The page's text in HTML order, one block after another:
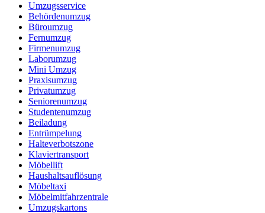
Umzugsservice
Behördenumzug
Büroumzug
Fernumzug
Firmenumzug
Laborumzug
Mini Umzug
Praxisumzug
Privatumzug
Seniorenumzug
Studentenumzug
Beiladung
Entrümpelung
Halteverbotszone
Klaviertransport
Möbellift
Haushaltsauflösung
Möbeltaxi
Möbelmitfahrzentrale
Umzugskartons